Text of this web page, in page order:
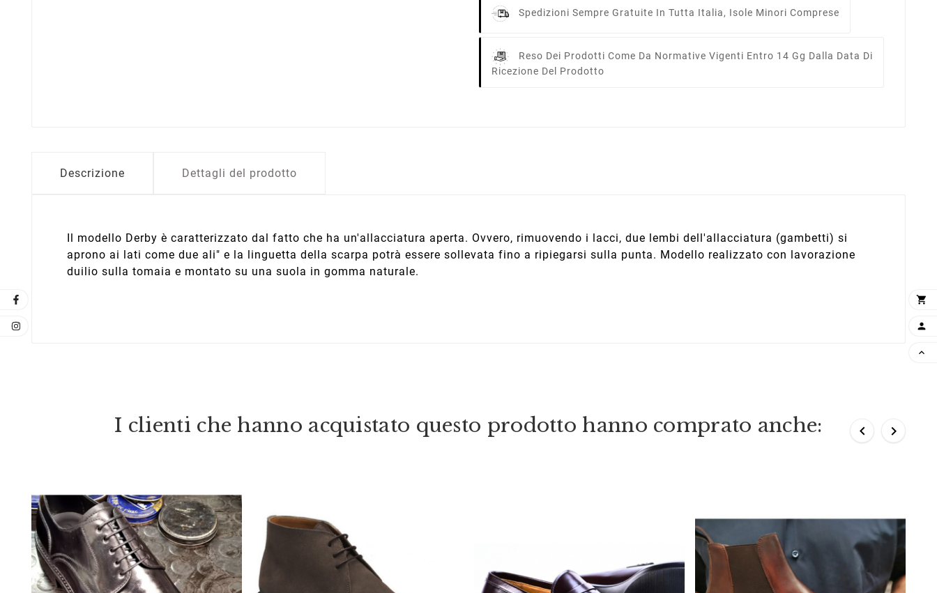
Spedizioni Sempre Gratuite In Tutta Italia, Isole Minori Comprese
Reso Dei Prodotti Come Da Normative Vigenti Entro 14 Gg Dalla Data Di
Ricezione Del Prodotto
Descrizione Dettagli del prodotto
Il modello Derby è caratterizzato dal fatto che ha un'allacciatura aperta. Ovvero, rimuovendo i lacci, due lembi dell'allacciatura (gambetti) si
aprono ai lati come due ali" e la linguetta della scarpa potrà essere sollevata fino a ripiegarsi sulla punta. Modello realizzato con lavorazione
duilio sulla tomaia e montato su una suola in gomma naturale.
I clienti che hanno acquistato questo prodotto hanno comprato anche:  


